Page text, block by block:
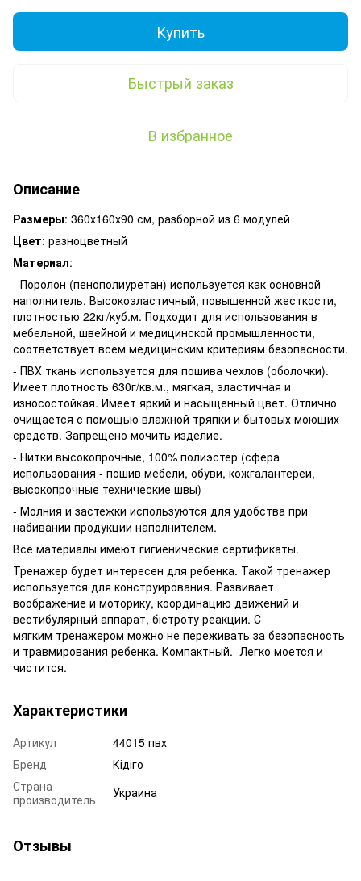
Купить
Быстрый заказ
В избранное
Описание
Размеры: 360х160х90 см, разборной из 6 модулей
Цвет: разноцветный
Материал:
- Поролон (пенополиуретан) используется как основной
наполнитель. Высокоэластичный, повышенной жесткости,
плотностью 22кг/куб.м. Подходит для использования в
мебельной, швейной и медицинской промышленности,
соответствует всем медицинским критериям безопасности.
- ПВХ ткань используется для пошива чехлов (оболочки).
Имеет плотность 630г/кв.м., мягкая, эластичная и
износостойкая. Имеет яркий и насыщенный цвет. Отлично
очищается с помощью влажной тряпки и бытовых моющих
средств. Запрещено мочить изделие.
- Нитки высокопрочные, 100% полиэстер (сфера
использования - пошив мебели, обуви, кожгалантереи,
высокопрочные технические швы)
- Молния и застежки используются для удобства при
набивании продукции наполнителем.
Все материалы имеют гигиенические сертификаты.
Тренажер будет интересен для ребенка. Такой тренажер
используется для конструирования. Развивает
воображение и моторику, координацию движений и
вестибулярный аппарат, бістроту реакции. С
мягким тренажером можно не переживать за безопасность
и травмирования ребенка. Компактный. Легко моется и
чистится.
Характеристики
Артикул
44015 пвх
Бренд
Кідіго
Страна
производитель
Украина
Отзывы